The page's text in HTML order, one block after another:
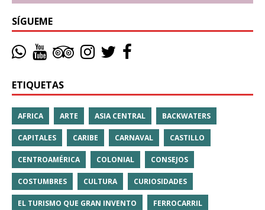
SÍGUEME
ETIQUETAS
AFRICA ARTE ASIA CENTRAL BACKWATERS
CAPITALES CARIBE CARNAVAL CASTILLO
CENTROAMÉRICA COLONIAL CONSEJOS
COSTUMBRES CULTURA CURIOSIDADES
EL TURISMO QUE GRAN INVENTO FERROCARRIL